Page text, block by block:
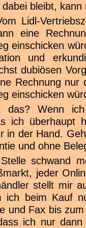
bleibt,
Lidl-
eine
einschicken
und
dubiösen
Rechnung nur
einschicken
das? Wenn ich
ich überhaupt
in der Hand.
und ohne
schwand
jeder
stellt mir
ich beim Kauf
und Fax bis
ich nur